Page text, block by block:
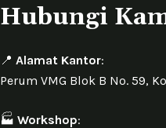
Hubungi
📍 Alamat Kantor:
Perum VMG Blok B No. 59,
🏭 Workshop: